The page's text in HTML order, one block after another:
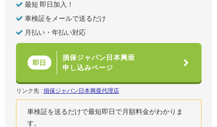
最短 即日加入！
車検証をメールで送るだけ
月払い・年払い対応
即日
損保ジャパン日本興亜
申し込みページ
リンク先 : 損保ジャパン日本興亜代理店
車検証を送るだけで最短即日で月額料金がわかりま
す。